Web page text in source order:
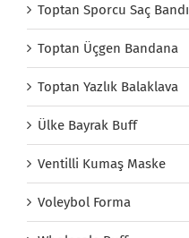
Toptan Sporcu Saç Bandı
Toptan Üçgen Bandana
Toptan Yazlık Balaklava
Ülke Bayrak Buff
Ventilli Kumaş Maske
Voleybol Forma